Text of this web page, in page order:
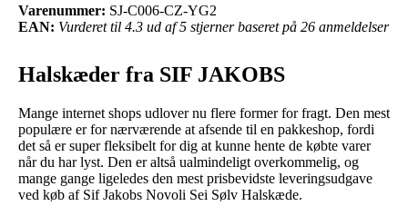
Varenummer: SJ-C006-CZ-YG2
EAN: Vurderet til 4.3 ud af 5 stjerner baseret på 26 anmeldelser
Halskæder fra SIF JAKOBS
Mange internet shops udlover nu flere former for fragt. Den mest
populære er for nærværende at afsende til en pakkeshop, fordi
det så er super fleksibelt for dig at kunne hente de købte varer
når du har lyst. Den er altså ualmindeligt overkommelig, og
mange gange ligeledes den mest prisbevidste leveringsudgave
ved køb af Sif Jakobs Novoli Sei Sølv Halskæde.